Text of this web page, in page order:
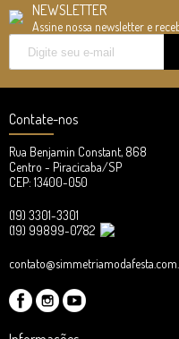
NEWSLETTER
Assine nossa newsletter e
Contate-nos
Rua Benjamin Constant, 868
Centro - Piracicaba/SP
CEP: 13400-050
(19) 3301-3301
(19) 99899-0782